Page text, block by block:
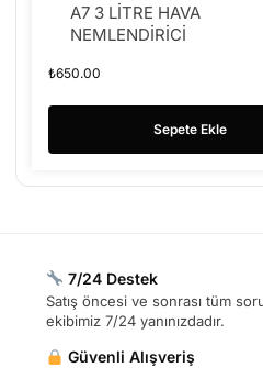
A7 3 LİTRE HAVA
NEMLENDİRİCİ
₺650.00
Sepete Ekle
7/24 Destek
Satış öncesi ve sonrası tüm
ekibimiz 7/24 yanınızdadır.
Güvenli Alışveriş